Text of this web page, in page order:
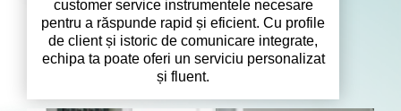
customer service instrumentele necesare
pentru a răspunde rapid și eficient. Cu profile
de client și istoric de comunicare integrate,
echipa ta poate oferi un serviciu personalizat
și fluent.